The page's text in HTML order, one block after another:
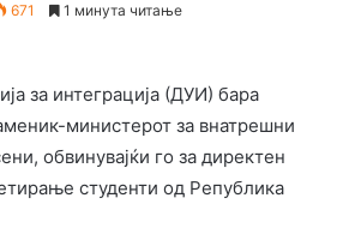
671 1 минута читање
за интеграција (ДУИ) бара
министерот за внатрешни
обвинувајќи го за директен
студенти од Република